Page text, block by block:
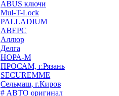
ABUS ключи
Mul-T-Lock
PALLADIUM
АВЕРС
Аллюр
Делга
НОРА-М
ПРОСАМ, г.Рязань
SECUREMME
Сельмаш, г.Киров
# АВТО оригинал